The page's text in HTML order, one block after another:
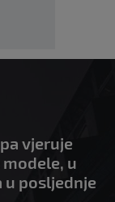
vjeruje
u
u posljednje